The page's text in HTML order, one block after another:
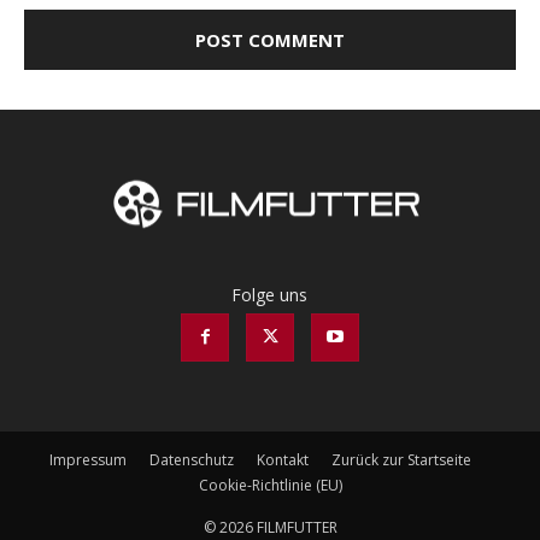
Folge uns
Impressum Datenschutz Kontakt
Zurück zur Startseite
Cookie-Richtlinie (EU)
© 2026 FILMFUTTER